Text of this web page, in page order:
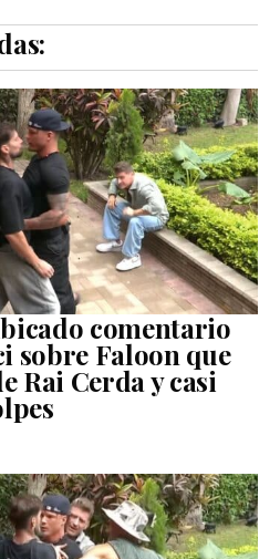
comentario
sobre Faloon que
Rai Cerda y casi